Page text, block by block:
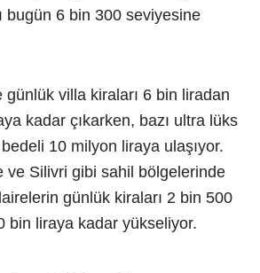
bugün 6 bin 300 seviyesine
villa kiraları 6 bin liradan
kadar çıkarken, bazı ultra lüks
10 milyon liraya ulaşıyor.
ve Silivri gibi sahil bölgelerinde
günlük kiraları 2 bin 500
bin liraya kadar yükseliyor.